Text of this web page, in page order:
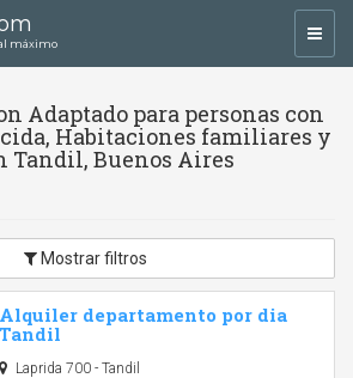
máximo
Adaptado para personas con
Habitaciones familiares y
Tandil, Buenos Aires
Mostrar filtros
Alquiler departamento por dia
Tandil
Laprida 700 - Tandil